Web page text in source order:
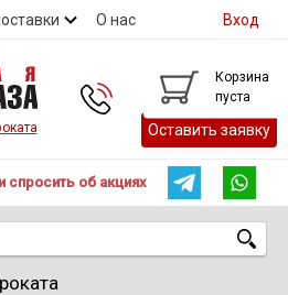
О нас Вход
Корзина
пуста
Оставить заявку
спросить об акциях